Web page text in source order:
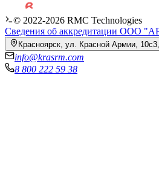
© 2022-2026 RMC Technologies
Сведения об аккредитации ООО
Красноярск, ул. Красной Армии,
info@krasrm.com
8 800 222 59 38